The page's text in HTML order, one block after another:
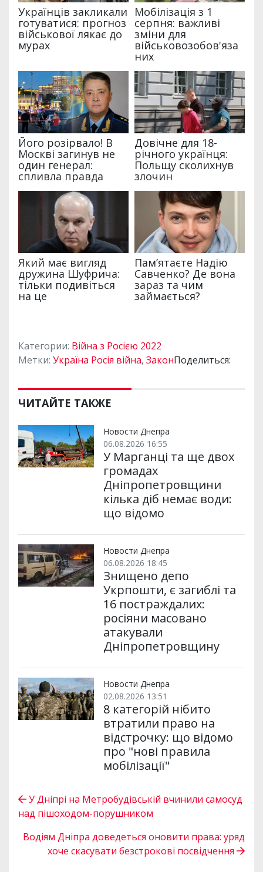
Категории: Війна з Росією 2022
Метки: Україна Росія війна, ЗаконПоделиться:
ЧИТАЙТЕ ТАКЖЕ
Новости Днепра
06.08.2026 16:55
У Марганці та ще двох
громадах
Дніпропетровщини
кілька діб немає води:
що відомо
Новости Днепра
06.08.2026 18:45
Знищено депо
Укрпошти, є загиблі та
16 постраждалих:
росіяни масовано
атакували
Дніпропетровщину
Новости Днепра
02.08.2026 13:51
8 категорій нібито
втратили право на
відстрочку: що відомо
про "нові правила
мобілізації"
У Дніпрі на Метробудівській вчинили самосуд
над пішоходом-порушником
Водіям Дніпра доведеться оновити права: уряд
хоче скасувати безстрокові посвідчення